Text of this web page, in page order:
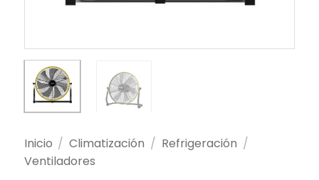
Inicio / Climatización / Refrigeración /
Ventiladores